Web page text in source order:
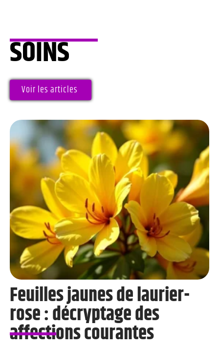
SOINS
Voir les articles
Feuilles jaunes de laurier-
rose : décryptage des
affections courantes